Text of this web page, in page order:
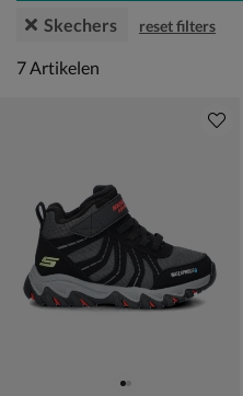
Skechers reset filters
7 artikelen
7Artikelen